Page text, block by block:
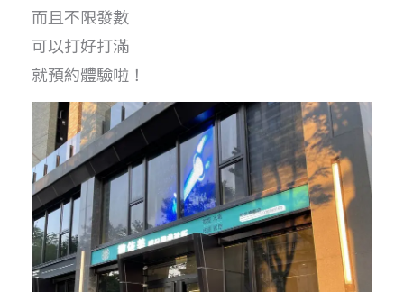
而且不限發數
可以打好打滿
就預約體驗啦！